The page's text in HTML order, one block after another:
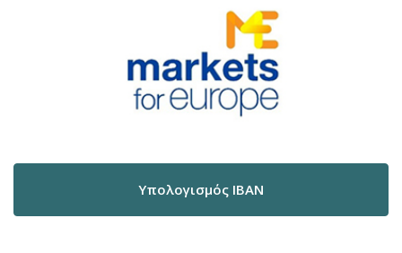
Υπολογισμός IBAN